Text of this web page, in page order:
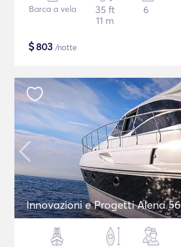
Barca a vela
35 ft
11 m
6
$803 /notte
Innovazioni e Progetti Alena 56